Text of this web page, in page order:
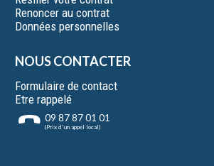
Renoncer au contrat
Données personnelles
NOUS CONTACTER
Formulaire de contact
Etre rappelé
09 87 87 01 01
(Prix d'un appel local)